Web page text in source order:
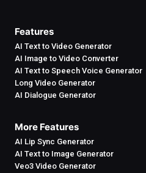
Features
AI Text to Video Generator
AI Image to Video Converter
AI Text to Speech Voice Generator
Long Video Generator
AI Dialogue Generator
More Features
AI Lip Sync Generator
AI Text to Image Generator
Veo3 Video Generator